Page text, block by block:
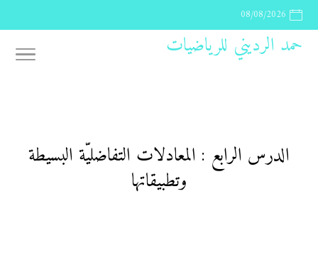
08/08/2026
حمد الرديني للرياضيات
الدرس الرابع : المعادلات التفاضليّة البسيطة
وتطبيقاتها